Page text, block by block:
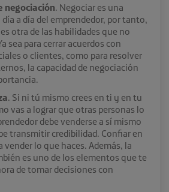
negociación. Negociar es una
a día del emprendedor, por tanto,
otra de las habilidades que no
sea para cerrar acuerdos con
o clientes, como para resolver
la capacidad de negociación
. Si ni tú mismo crees en ti y en tu
vas a lograr que otras personas lo
debe venderse a sí mismo
transmitir credibilidad. Confiar en
vender lo que haces. Además, la
es uno de los elementos que te
de tomar decisiones con